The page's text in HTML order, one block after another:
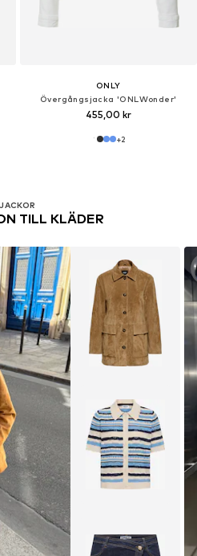
JACKOR
TILL KLÄDER
ONLY
Övergångsjacka 'ONLWonder'
455,00 kr
+2